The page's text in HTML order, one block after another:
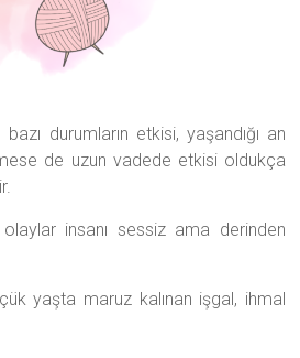
bazı durumların etkisi, yaşandığı an
de uzun vadede etkisi oldukça
insanı sessiz ama derinden
yaşta maruz kalınan işgal, ihmal